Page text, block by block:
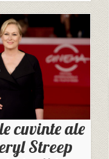
cuvinte ale
Streep